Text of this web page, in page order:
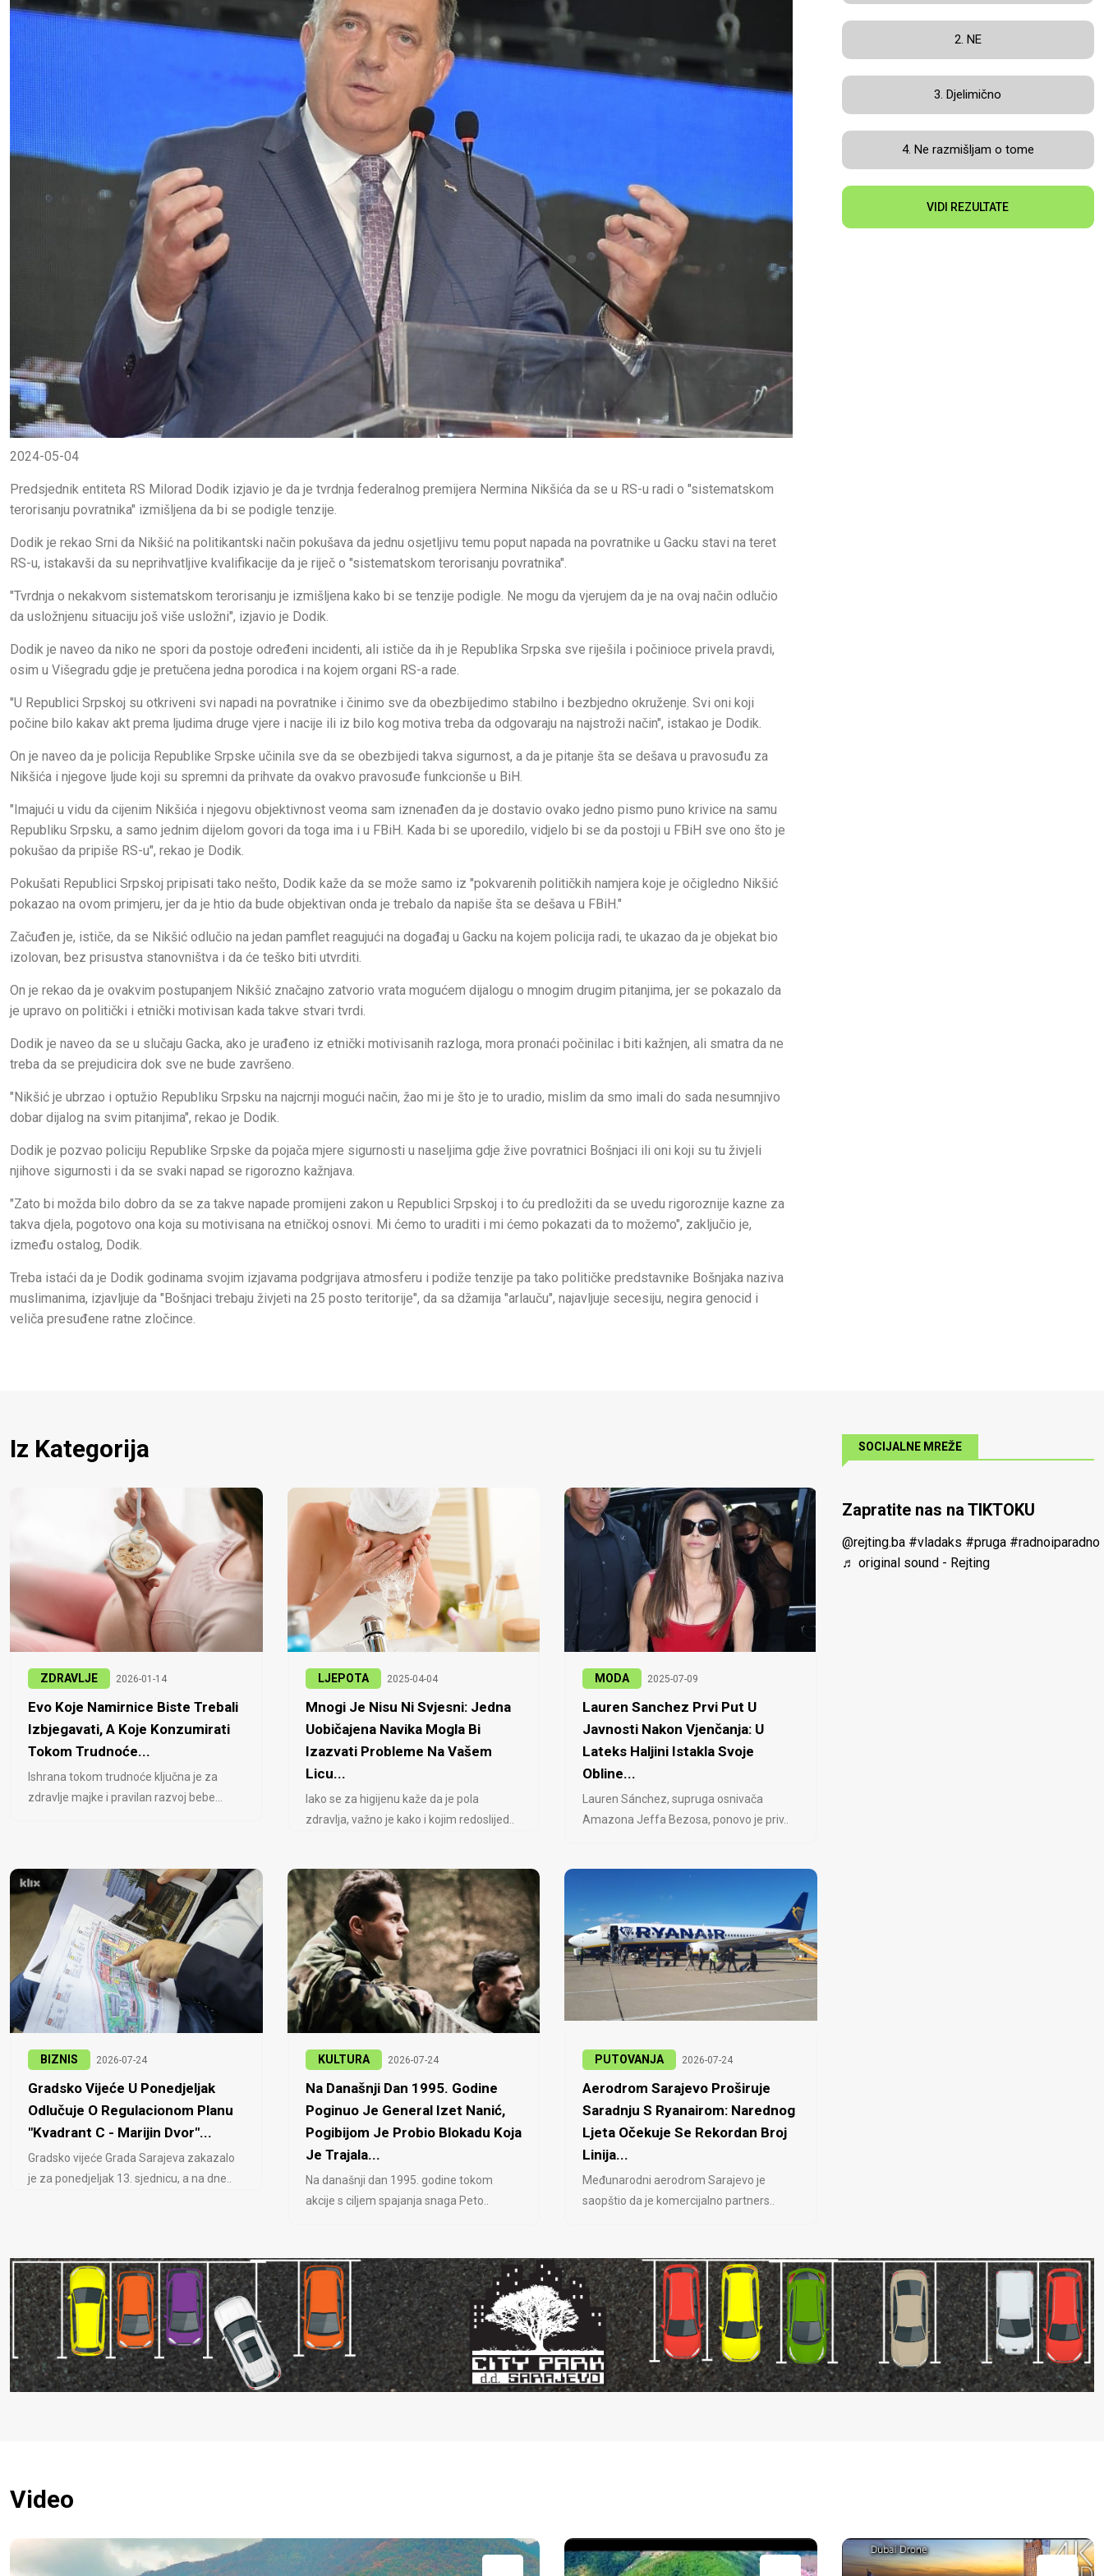
2024-05-04
Predsjednik entiteta RS Milorad Dodik izjavio je da je tvrdnja federalnog premijera Nermina Nikšića da se u RS-u radi o "sistematskom
terorisanju povratnika" izmišljena da bi se podigle tenzije.
Dodik je rekao Srni da Nikšić na politikantski način pokušava da jednu osjetljivu temu poput napada na povratnike u Gacku stavi na teret
RS-u, istakavši da su neprihvatljive kvalifikacije da je riječ o "sistematskom terorisanju povratnika".
"Tvrdnja o nekakvom sistematskom terorisanju je izmišljena kako bi se tenzije podigle. Ne mogu da vjerujem da je na ovaj način odlučio
da usložnjenu situaciju još više usložni", izjavio je Dodik.
Dodik je naveo da niko ne spori da postoje određeni incidenti, ali ističe da ih je Republika Srpska sve riješila i počinioce privela pravdi,
osim u Višegradu gdje je pretučena jedna porodica i na kojem organi RS-a rade.
"U Republici Srpskoj su otkriveni svi napadi na povratnike i činimo sve da obezbijedimo stabilno i bezbjedno okruženje. Svi oni koji
počine bilo kakav akt prema ljudima druge vjere i nacije ili iz bilo kog motiva treba da odgovaraju na najstroži način", istakao je Dodik.
On je naveo da je policija Republike Srpske učinila sve da se obezbijedi takva sigurnost, a da je pitanje šta se dešava u pravosuđu za
Nikšića i njegove ljude koji su spremni da prihvate da ovakvo pravosuđe funkcionše u BiH.
"Imajući u vidu da cijenim Nikšića i njegovu objektivnost veoma sam iznenađen da je dostavio ovako jedno pismo puno krivice na samu
Republiku Srpsku, a samo jednim dijelom govori da toga ima i u FBiH. Kada bi se uporedilo, vidjelo bi se da postoji u FBiH sve ono što je
pokušao da pripiše RS-u", rekao je Dodik.
Pokušati Republici Srpskoj pripisati tako nešto, Dodik kaže da se može samo iz "pokvarenih političkih namjera koje je očigledno Nikšić
pokazao na ovom primjeru, jer da je htio da bude objektivan onda je trebalo da napiše šta se dešava u FBiH."
Začuđen je, ističe, da se Nikšić odlučio na jedan pamflet reagujući na događaj u Gacku na kojem policija radi, te ukazao da je objekat bio
izolovan, bez prisustva stanovništva i da će teško biti utvrditi.
On je rekao da je ovakvim postupanjem Nikšić značajno zatvorio vrata mogućem dijalogu o mnogim drugim pitanjima, jer se pokazalo da
je upravo on politički i etnički motivisan kada takve stvari tvrdi.
Dodik je naveo da se u slučaju Gacka, ako je urađeno iz etnički motivisanih razloga, mora pronaći počinilac i biti kažnjen, ali smatra da ne
treba da se prejudicira dok sve ne bude završeno.
"Nikšić je ubrzao i optužio Republiku Srpsku na najcrnji mogući način, žao mi je što je to uradio, mislim da smo imali do sada nesumnjivo
dobar dijalog na svim pitanjima", rekao je Dodik.
Dodik je pozvao policiju Republike Srpske da pojača mjere sigurnosti u naseljima gdje žive povratnici Bošnjaci ili oni koji su tu živjeli
njihove sigurnosti i da se svaki napad se rigorozno kažnjava.
"Zato bi možda bilo dobro da se za takve napade promijeni zakon u Republici Srpskoj i to ću predložiti da se uvedu rigoroznije kazne za
takva djela, pogotovo ona koja su motivisana na etničkoj osnovi. Mi ćemo to uraditi i mi ćemo pokazati da to možemo", zaključio je,
između ostalog, Dodik.
Treba istaći da je Dodik godinama svojim izjavama podgrijava atmosferu i podiže tenzije pa tako političke predstavnike Bošnjaka naziva
muslimanima, izjavljuje da "Bošnjaci trebaju živjeti na 25 posto teritorije", da sa džamija "arlauču", najavljuje secesiju, negira genocid i
veliča presuđene ratne zločince.
2. NE
3. Djelimično
4. Ne razmišljam o tome
VIDI REZULTATE
Iz Kategorija
ZDRAVLJE 2026-01-14
Evo Koje Namirnice Biste Trebali
Izbjegavati, A Koje Konzumirati
Tokom Trudnoće...
Ishrana tokom trudnoće ključna je za
zdravlje majke i pravilan razvoj bebe...
LJEPOTA 2025-04-04
Mnogi Je Nisu Ni Svjesni: Jedna
Uobičajena Navika Mogla Bi
Izazvati Probleme Na Vašem
Licu...
Iako se za higijenu kaže da je pola
zdravlja, važno je kako i kojim redoslijed..
MODA 2025-07-09
Lauren Sanchez Prvi Put U
Javnosti Nakon Vjenčanja: U
Lateks Haljini Istakla Svoje
Obline...
Lauren Sánchez, supruga osnivača
Amazona Jeffa Bezosa, ponovo je priv..
BIZNIS 2026-07-24
Gradsko Vijeće U Ponedjeljak
Odlučuje O Regulacionom Planu
"Kvadrant C - Marijin Dvor"...
Gradsko vijeće Grada Sarajeva zakazalo
je za ponedjeljak 13. sjednicu, a na dne..
KULTURA 2026-07-24
Na Današnji Dan 1995. Godine
Poginuo Je General Izet Nanić,
Pogibijom Je Probio Blokadu Koja
Je Trajala...
Na današnji dan 1995. godine tokom
akcije s ciljem spajanja snaga Peto..
PUTOVANJA 2026-07-24
Aerodrom Sarajevo Proširuje
Saradnju S Ryanairom: Narednog
Ljeta Očekuje Se Rekordan Broj
Linija...
Međunarodni aerodrom Sarajevo je
saopštio da je komercijalno partners..
SOCIJALNE MREŽE
Zapratite nas na TIKTOKU
@rejting.ba #vladaks #pruga #radnoiparadno
♬ original sound - Rejting
Video